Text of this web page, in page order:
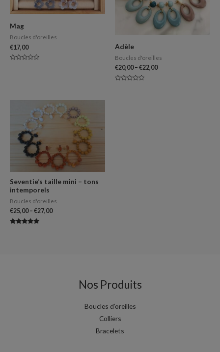
Mag
Boucles d'oreilles
€17,00 Adèle
Boucles d'oreilles
€20,00– €22,00
Seventie’s taille mini – tons
intemporels
Boucles d'oreilles
€25,00– €27,00
Nos Produits
Boucles d’oreilles
Colliers
Bracelets